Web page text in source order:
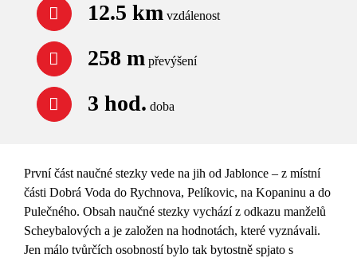
12.5 km vzdálenost
258 m převýšení
3 hod. doba
První část naučné stezky vede na jih od Jablonce – z místní
části Dobrá Voda do Rychnova, Pelíkovic, na Kopaninu a do
Pulečného. Obsah naučné stezky vychází z odkazu manželů
Scheybalových a je založen na hodnotách, které vyznávali.
Jen málo tvůrčích osobností bylo tak bytostně spjato s